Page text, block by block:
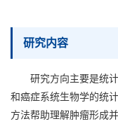
研究内容
研究方向主要是统计
和癌症系统生物学的统
方法帮助理解肿瘤形成